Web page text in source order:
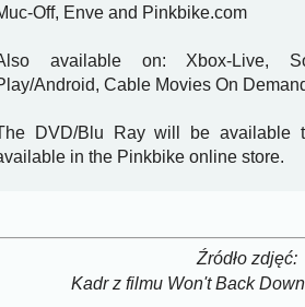
Off, Enve and Pinkbike.com
available on: Xbox-Live,
Android, Cable Movies On
DVD/Blu Ray will be available
in the Pinkbike online store.
Źródło zdjęć:
Kadr z filmu Won't Back